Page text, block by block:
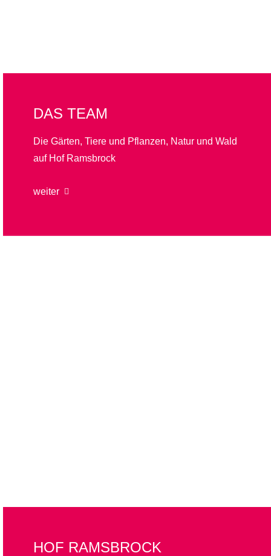
DAS TEAM
Die Gärten, Tiere und Pflanzen, Natur und Wald
auf Hof Ramsbrock
weiter
HOF RAMSBROCK